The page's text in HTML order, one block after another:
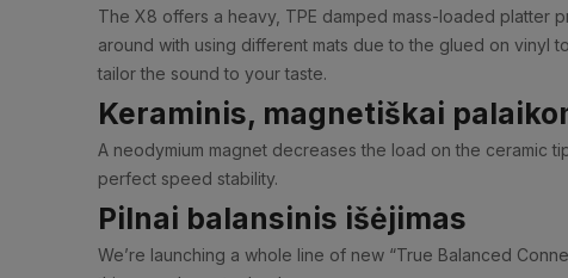
The X8 offers a heavy, TPE damped mass-loaded platter
around with using different mats due to the glued on vinyl
tailor the sound to your taste.
Keraminis, magnetiškai
A neodymium magnet decreases the load on the ceramic
perfect speed stability.
Pilnai balansinis išėjimas
We’re launching a whole line of new “True Balanced